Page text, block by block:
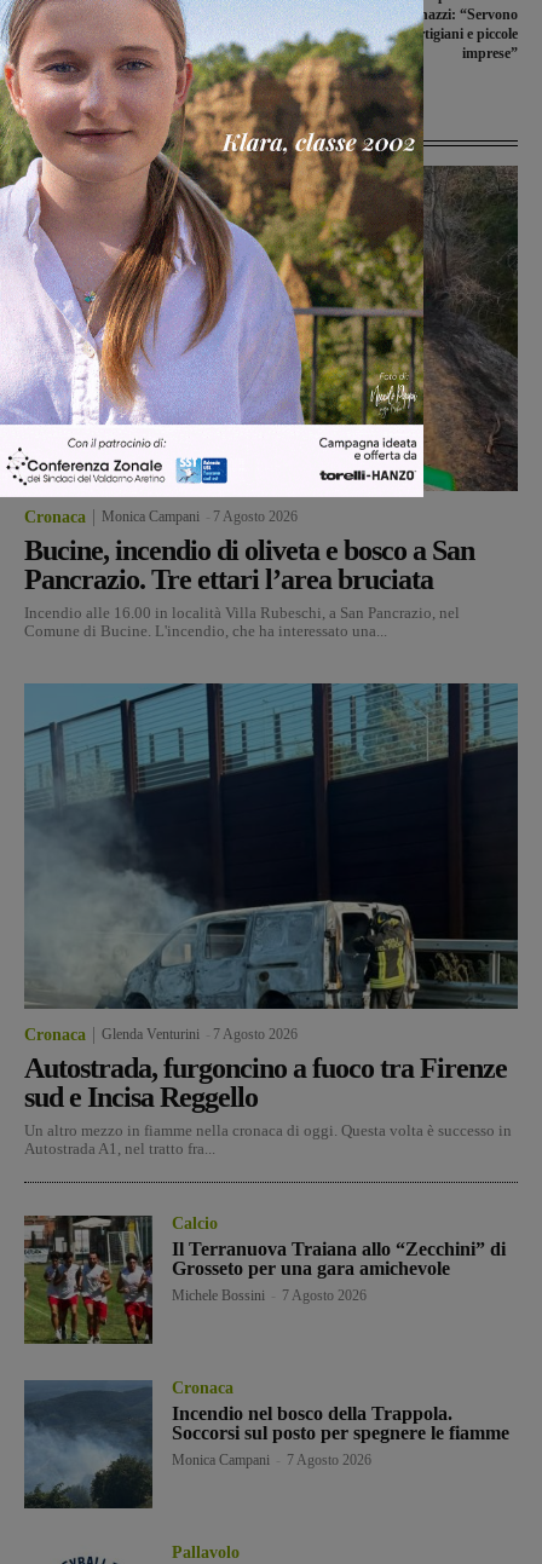
i tre punti, ma gli obiettivi sono
differenti
Cna Arezzo Binazzi: “Servono
incentivi per artigiani e piccole
imprese”
Ultime Notizie
Cronaca Monica Campani 7 Agosto 2026
Bucine, incendio di oliveta e bosco a San
Pancrazio. Tre ettari l’area bruciata
Incendio alle 16.00 in località Villa Rubeschi, a San Pancrazio, nel
Comune di Bucine. L'incendio, che ha interessato una...
Cronaca Glenda Venturini 7 Agosto 2026
Autostrada, furgoncino a fuoco tra Firenze
sud e Incisa Reggello
Un altro mezzo in fiamme nella cronaca di oggi. Questa volta è successo in
Autostrada A1, nel tratto fra...
Calcio
Il Terranuova Traiana allo “Zecchini” di
Grosseto per una gara amichevole
Michele Bossini 7 Agosto 2026
Cronaca
Incendio nel bosco della Trappola.
Soccorsi sul posto per spegnere le fiamme
Monica Campani 7 Agosto 2026
Pallavolo